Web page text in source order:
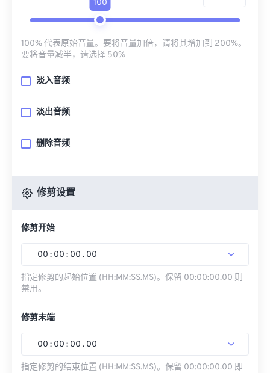
100
100% 代表原始音量。要将音量加倍，请将其增加到 200%。
要将音量减半，请选择 50%
淡入音频
淡出音频
删除音频
修剪设置
修剪开始
00 : 00 : 00 . 00
指定修剪的起始位置 (HH:MM:SS.MS)。保留 00:00:00.00 则
禁用。
修剪末端
00 : 00 : 00 . 00
指定修剪的结束位置 (HH:MM:SS.MS)。保留 00:00:00.00 即